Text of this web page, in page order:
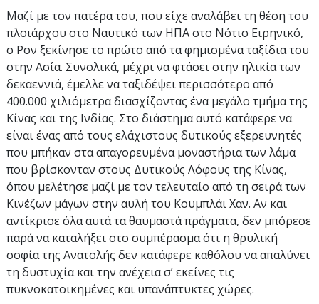
Μαζί με τον πατέρα του, που είχε αναλάβει τη θέση του
πλοιάρχου στο Ναυτικό των ΗΠΑ στο Νότιο Ειρηνικό,
ο Ρον ξεκίνησε το πρώτο από τα φημισμένα ταξίδια του
στην Ασία. Συνολικά, μέχρι να φτάσει στην ηλικία των
δεκαεννιά, έμελλε να ταξιδέψει περισσότερο από
400.000 χιλιόμετρα διασχίζοντας ένα μεγάλο τμήμα της
Κίνας και της Ινδίας. Στο διάστημα αυτό κατάφερε να
είναι ένας από τους ελάχιστους δυτικούς εξερευνητές
που μπήκαν στα απαγορευμένα μοναστήρια των λάμα
που βρίσκονταν στους Δυτικούς Λόφους της Κίνας,
όπου μελέτησε μαζί με τον τελευταίο από τη σειρά των
Κινέζων μάγων στην αυλή του Κουμπλάι Χαν. Αν και
αντίκρισε όλα αυτά τα θαυμαστά πράγματα, δεν μπόρεσε
παρά να καταλήξει στο συμπέρασμα ότι η θρυλική
σοφία της Ανατολής δεν κατάφερε καθόλου να απαλύνει
τη δυστυχία και την ανέχεια σ’ εκείνες τις
πυκνοκατοικημένες και υπανάπτυκτες χώρες.